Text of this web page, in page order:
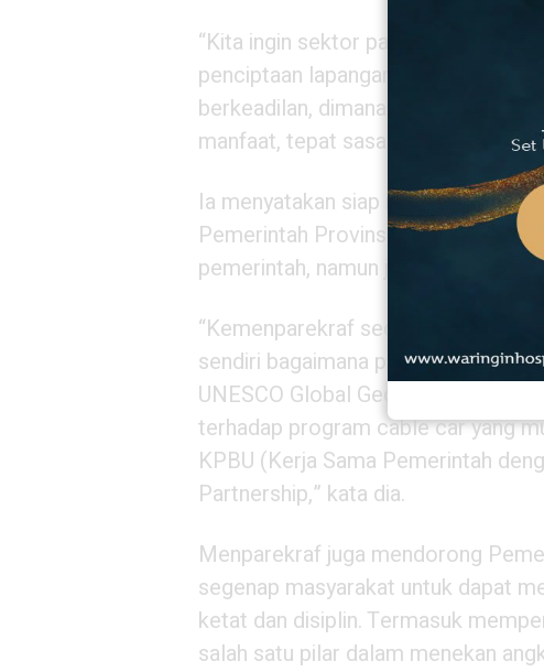
“Kita ingin sektor pariwisata dan
penciptaan lapangan kerja,
berkeadilan, dimana kita ingin hadir
manfaat, tepat sasaran, dan tepat
Ia menyatakan siap mendukung
Pemerintah Provinsi Sulawesi
pemerintah, namun juga
“Kemenparekraf secara tegas akan
sendiri bagaimana potensi Maros-
UNESCO Global Geopark. Juga
terhadap program cable car yang
KPBU (Kerja Sama Pemerintah
Partnership,” kata dia.
Menparekraf juga mendorong
segenap masyarakat untuk dapat
ketat dan disiplin. Termasuk
salah satu pilar dalam menekan